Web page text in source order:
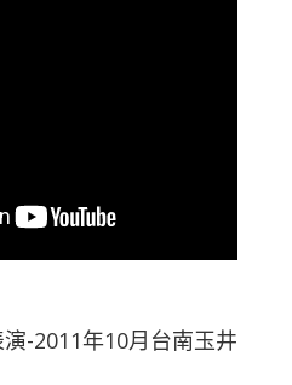
-2011年10月台南玉井